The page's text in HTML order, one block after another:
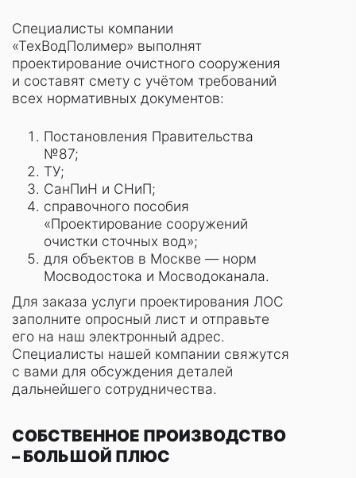
Специалисты компании
«ТехВодПолимер» выполнят
проектирование очистного сооружения
и составят смету с учётом требований
всех нормативных документов:
Постановления Правительства
№87;
ТУ;
СанПиН и СНиП;
справочного пособия
«Проектирование сооружений
очистки сточных вод»;
для объектов в Москве — норм
Мосводостока и Мосводоканала.
Для заказа услуги проектирования ЛОС
заполните опросный лист и отправьте
его на наш электронный адрес.
Специалисты нашей компании свяжутся
с вами для обсуждения деталей
дальнейшего сотрудничества.
СОБСТВЕННОЕ ПРОИЗВОДСТВО
– БОЛЬШОЙ ПЛЮС